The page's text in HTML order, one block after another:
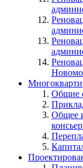
Общие
Общее